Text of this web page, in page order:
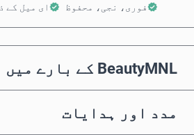
فوری، نجی، محفوظ ای میل کے
BeautyMNL کے بارے میں
مدد اور ہدایات